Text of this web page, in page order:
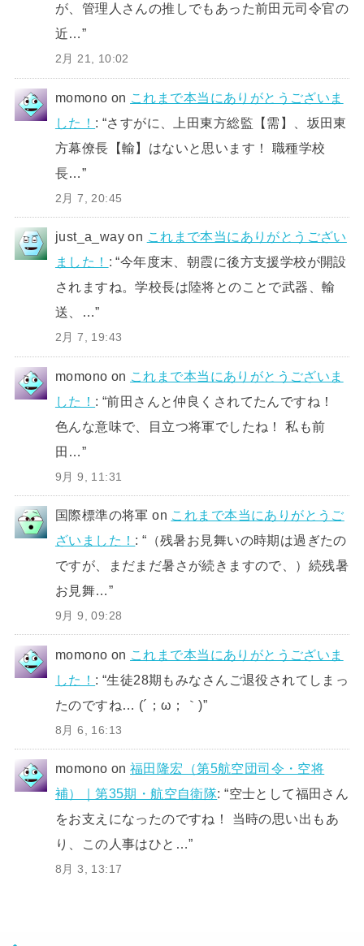
が、管理人さんの推しでもあった前田元司令官の
近…”
2月 21, 10:02
momono on これまで本当にありがとうございま
した！ : “さすがに、上田東方総監【需】、坂田東
方幕僚長【輸】はないと思います！ 職種学校
長…”
2月 7, 20:45
just_a_way on これまで本当にありがとうござい
ました！ : “今年度末、朝霞に後方支援学校が開設
されますね。学校長は陸将とのことで武器、輸
送、…”
2月 7, 19:43
momono on これまで本当にありがとうございま
した！ : “前田さんと仲良くされてたんですね！
色んな意味で、目立つ将軍でしたね！ 私も前
田…”
9月 9, 11:31
国際標準の将軍 on これまで本当にありがとうご
ざいました！ : “ （残暑お見舞いの時期は過ぎたの
ですが、まだまだ暑さが続きますので、）続残暑
お見舞…”
9月 9, 09:28
momono on これまで本当にありがとうございま
した！ : “生徒28期もみなさんご退役されてしまっ
たのですね… (´；ω；｀)”
8月 6, 16:13
momono on福田隆宏（第5航空団司令・空将
補）｜第35期・航空自衛隊: “空士として福田さん
をお支えになったのですね！ 当時の思い出もあ
り、この人事はひと…”
8月 3, 13:17